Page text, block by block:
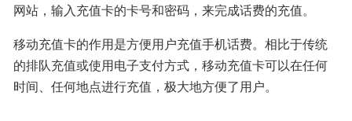
网站，输入充值卡的卡号和密码，来完成话费的充值。
移动充值卡的作用是方便用户充值手机话费。相比于传统
的排队充值或使用电子支付方式，移动充值卡可以在任何
时间、任何地点进行充值，极大地方便了用户。